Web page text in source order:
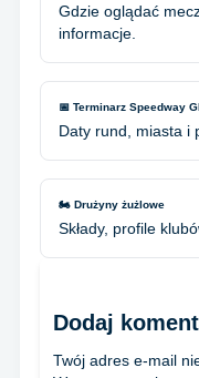
Gdzie oglądać
informacje.
📅 Terminarz Speedway
Daty rund, miasta i
🏍️ Drużyny żużlowe
Składy, profile
Dodaj
Twój adres e-mail